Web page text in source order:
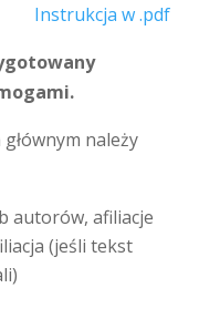
Instrukcja w .pdf
należy
autorów, afiliacje
(jeśli tekst